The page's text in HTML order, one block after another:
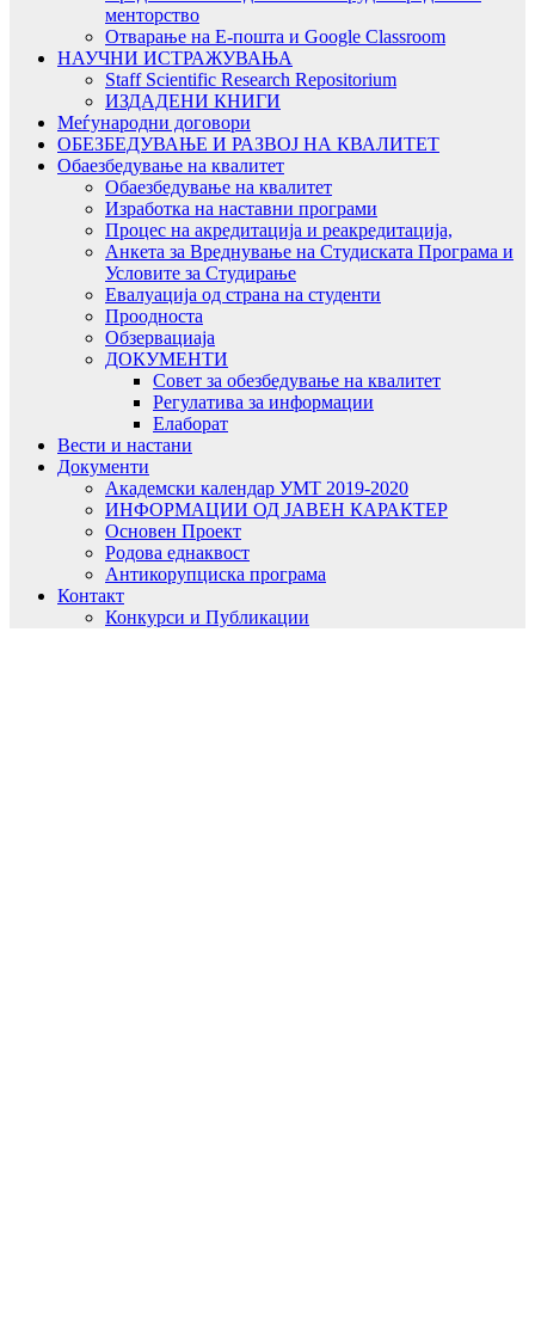
менторство
Отварање на Е-пошта и Google Classroom
НАУЧНИ ИСТРАЖУВАЊА
Staff Scientific Research Repositorium
ИЗДАДЕНИ КНИГИ
Меѓународни договори
ОБЕЗБЕДУВАЊЕ И РАЗВОЈ НА КВАЛИТЕТ
Обаезбедување на квалитет
Обаезбедување на квалитет
Изработка на наставни програми
Процес на акредитација и реакредитација,
Анкета за Вреднување на Студиската Програма и
Условите за Студирање
Евалуација од страна на студенти
Проодноста
Обзервациаја
ДОКУМЕНТИ
Совет за обезбедување на квалитет
Регулатива за информации
Елаборат
Вести и настани
Документи
Академски календар УМТ 2019-2020
ИНФОРМАЦИИ ОД ЈАВЕН КАРАКТЕР
Основен Проект
Родова еднаквост
Антикорупциска програма
Контакт
Конкурси и Публикации